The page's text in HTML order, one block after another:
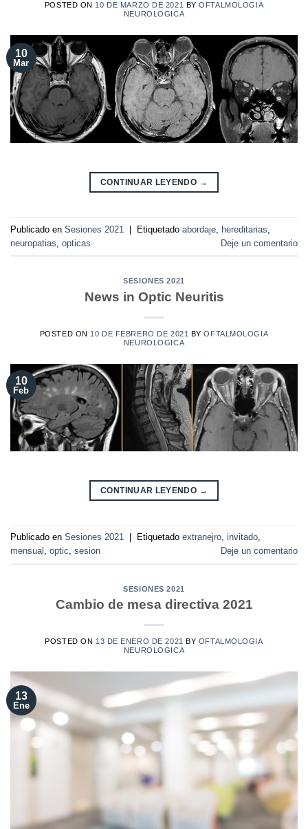
POSTED ON 10 DE MARZO DE 2021 BYOFTALMOLOGIA
NEUROLOGICA
10
Mar
CONTINUAR LEYENDO →
Publicado en Sesiones 2021 | Etiquetado abordaje hereditarias
neuropatias opticas Deje un comentario
SESIONES 2021
News in Optic Neuritis
POSTED ON 10 DE FEBRERO DE 2021 BYOFTALMOLOGIA
NEUROLOGICA
10
Feb
CONTINUAR LEYENDO →
Publicado en Sesiones 2021 Etiquetado extranejro, invitado,
mensual , optic, sesion Deje un comentario
SESIONES 2021
Cambio de mesa directiva 2021
POSTED ON 13 DE ENERO DE 2021 BY OFTALMOLOGIA
NEUROLOGICA
13
Ene